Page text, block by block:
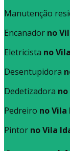
Manutenção
Encanador no
Eletricista no
Desentupidora
Dedetizadora no
Pedreiro no Vila
Pintor no Vila